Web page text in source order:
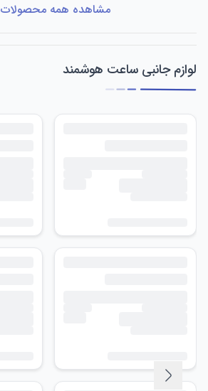
مشاهده همه محصولات
لوازم جانبی ساعت هوشمند